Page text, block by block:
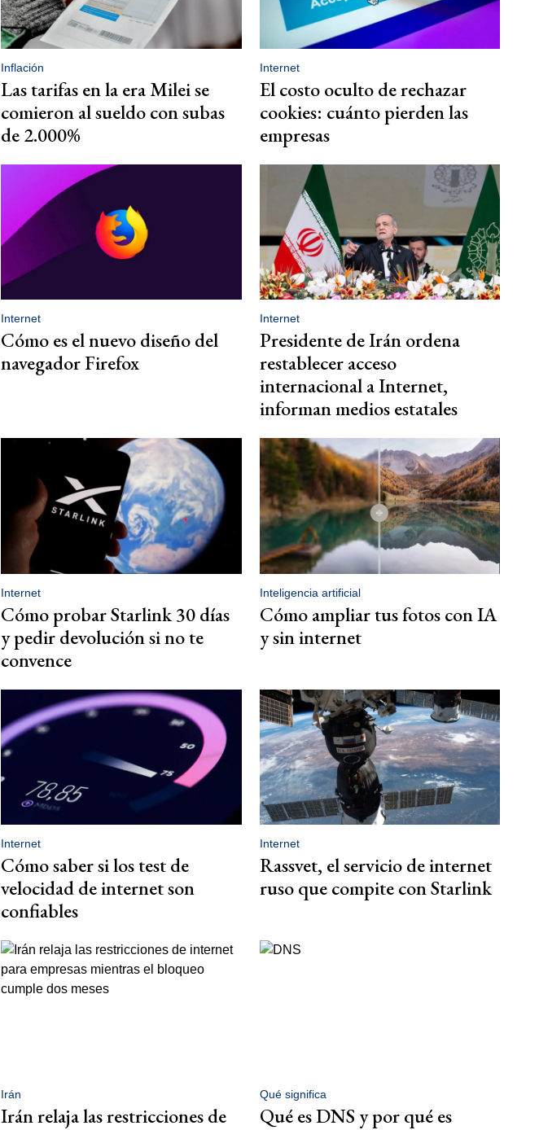
Inflación
Las tarifas en la era Milei se
comieron al sueldo con subas
de 2.000%
Internet
El costo oculto de rechazar
cookies: cuánto pierden las
empresas
Internet
Cómo es el nuevo diseño del
navegador Firefox
Internet
Presidente de Irán ordena
restablecer acceso
internacional a Internet,
informan medios estatales
Internet
Cómo probar Starlink 30 días
y pedir devolución si no te
convence
Inteligencia artificial
Cómo ampliar tus fotos con IA
y sin internet
Internet
Cómo saber si los test de
velocidad de internet son
confiables
Internet
Rassvet, el servicio de internet
ruso que compite con Starlink
Irán
Irán relaja las restricciones de
Qué significa
Qué es DNS y por qué es